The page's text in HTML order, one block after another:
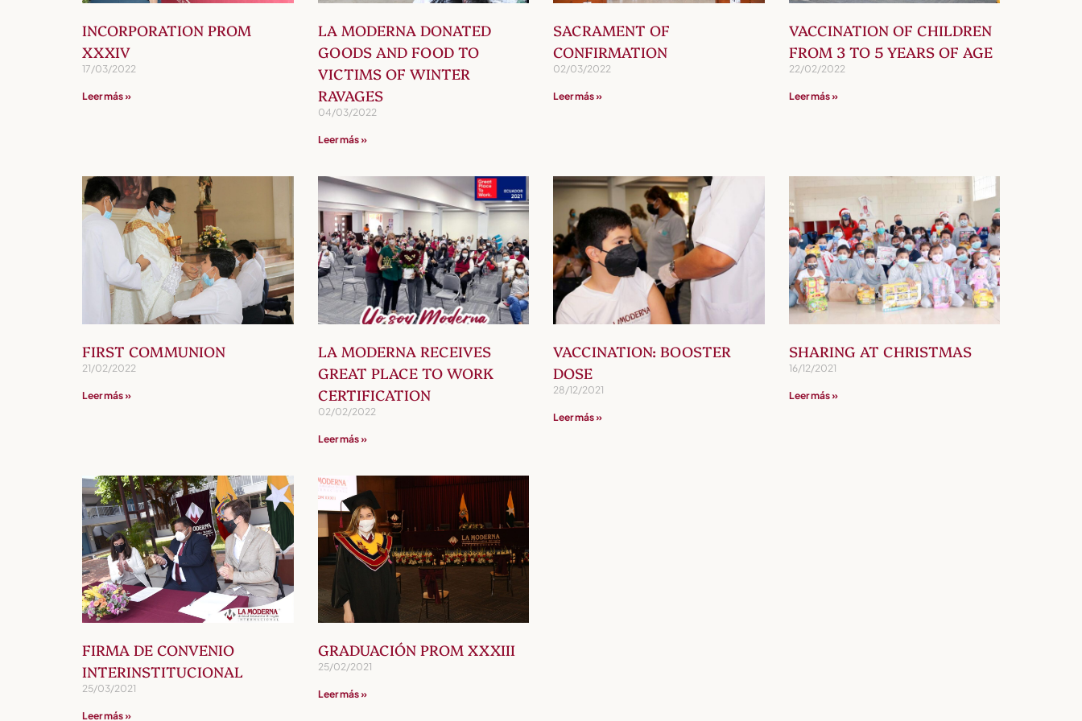
INCORPORATION PROM
XXXIV
17/03/2022
Leer más »
LA MODERNA DONATED
GOODS AND FOOD TO
VICTIMS OF WINTER
RAVAGES
04/03/2022
Leer más »
SACRAMENT OF
CONFIRMATION
02/03/2022
Leer más »
VACCINATION OF CHILDREN
FROM 3 TO 5 YEARS OF AGE
22/02/2022
Leer más »
FIRST COMMUNION
21/02/2022
Leer más »
LA MODERNA RECEIVES
GREAT PLACE TO WORK
CERTIFICATION
02/02/2022
Leer más »
VACCINATION: BOOSTER
DOSE
28/12/2021
Leer más »
SHARING AT CHRISTMAS
16/12/2021
Leer más »
FIRMA DE CONVENIO
INTERINSTITUCIONAL
25/03/2021
Leer más »
GRADUACIÓN PROM XXXIII
25/02/2021
Leer más »